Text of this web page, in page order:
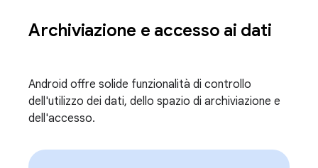
Archiviazione e accesso ai dati
Android offre solide funzionalità di controllo
dell'utilizzo dei dati, dello spazio di archiviazione e
dell'accesso.